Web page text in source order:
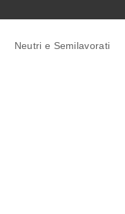
Neutri e Semilavorati